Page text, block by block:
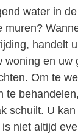
water in
muren?
handelt
woning en uw
Om te
te
schuilt. U
niet altijd